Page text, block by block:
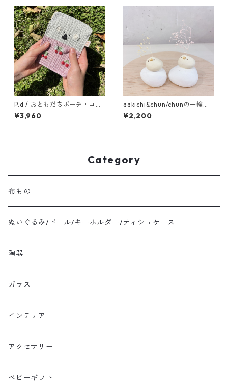
P.d / おともだちポーチ・コア
ラ
¥3,960
aakichi&chun/chunの一輪挿
し 乗っかりたまご
¥2,200
Category
布もの
ぬいぐるみ/ドール/キーホルダー/ティシュケース
陶器
ガラス
インテリア
アクセサリー
ベビーギフト